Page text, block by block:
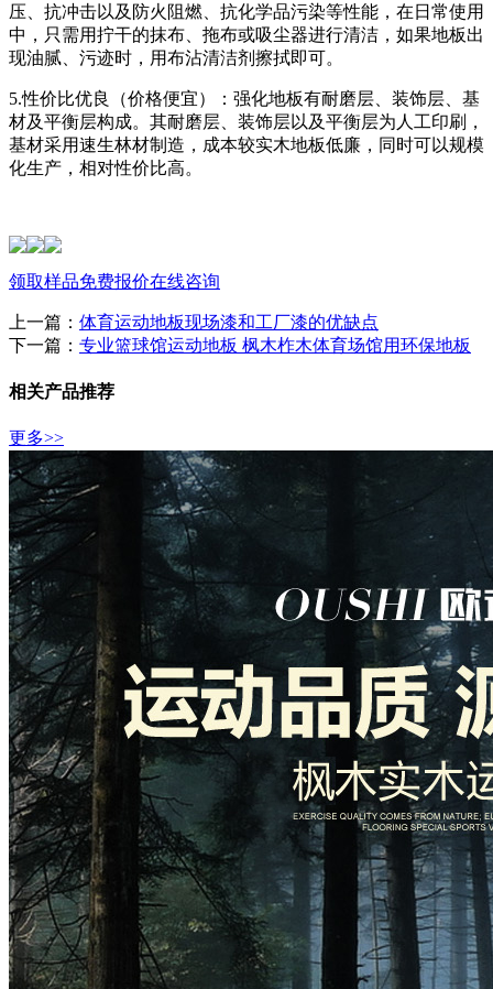
压、抗冲击以及防火阻燃、抗化学品污染等性能，在日常使用
中，只需用拧干的抹布、拖布或吸尘器进行清洁，如果地板出
现油腻、污迹时，用布沾清洁剂擦拭即可。
5.性价比优良（价格便宜）：强化地板有耐磨层、装饰层、基
材及平衡层构成。其耐磨层、装饰层以及平衡层为人工印刷，
基材采用速生林材制造，成本较实木地板低廉，同时可以规模
化生产，相对性价比高。
领取样品免费报价在线咨询
上一篇： 体育运动地板现场漆和工厂漆的优缺点
下一篇： 专业篮球馆运动地板 枫木柞木体育场馆用环保地板
相关产品推荐
更多>>